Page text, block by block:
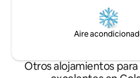
Aire
Otros alojamientos